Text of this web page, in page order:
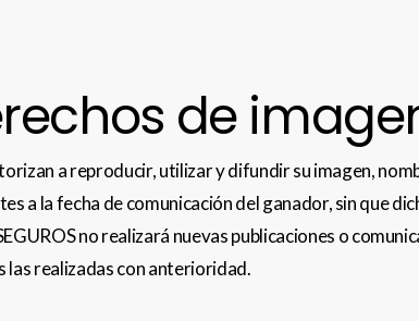
de
a reproducir, utilizar y difundir su imagen,
a la fecha de comunicación del ganador, sin que
no realizará nuevas publicaciones o
las realizadas con anterioridad.